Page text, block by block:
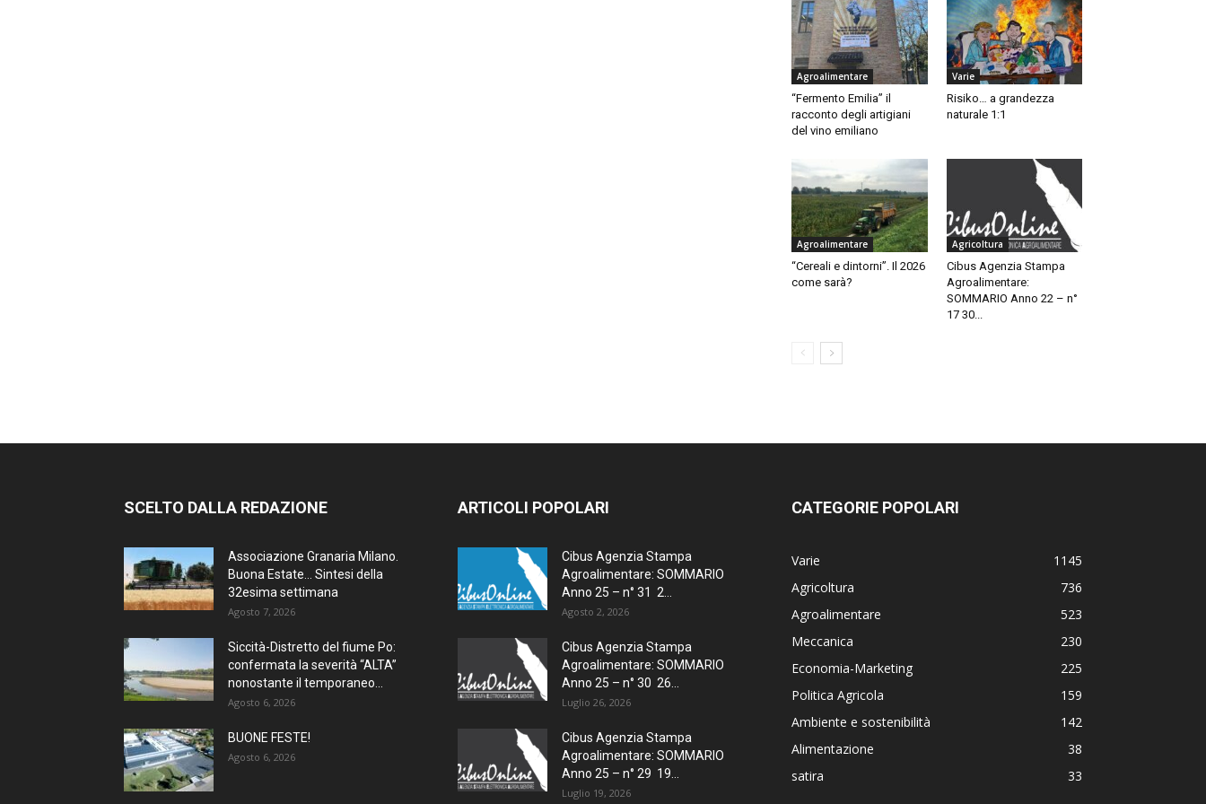
Agroalimentare
“Fermento Emilia” il
racconto degli artigiani
del vino emiliano
Varie
Risiko… a grandezza
naturale 1:1
Agroalimentare
“Cereali e dintorni”. Il 2026
come sarà?
Agricoltura
Cibus Agenzia Stampa
Agroalimentare:
SOMMARIO Anno 22 – n°
17 30...
SCELTO DALLA REDAZIONE
Associazione Granaria Milano.
Buona Estate… Sintesi della
32esima settimana
Agosto 7, 2026
Siccità-Distretto del fiume Po:
confermata la severità “ALTA”
nonostante il temporaneo...
Agosto 6, 2026
BUONE FESTE!
Agosto 6, 2026
ARTICOLI POPOLARI
Cibus Agenzia Stampa
Agroalimentare: SOMMARIO
Anno 25 – n° 31 2...
Agosto 2, 2026
Cibus Agenzia Stampa
Agroalimentare: SOMMARIO
Anno 25 – n° 30 26...
Luglio 26, 2026
Cibus Agenzia Stampa
Agroalimentare: SOMMARIO
Anno 25 – n° 29 19...
Luglio 19, 2026
CATEGORIE POPOLARI
Varie
1145
Agricoltura
736
Agroalimentare
523
Meccanica
230
Economia-Marketing
225
Politica Agricola
159
Ambiente e sostenibilità
142
Alimentazione
38
satira
33